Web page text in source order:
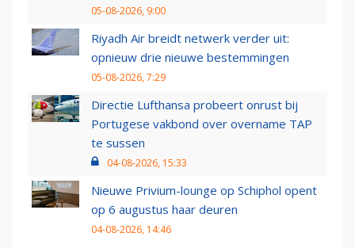
05-08-2026, 9:00
Riyadh Air breidt netwerk verder uit:
opnieuw drie nieuwe bestemmingen
05-08-2026, 7:29
Directie Lufthansa probeert onrust bij
Portugese vakbond over overname TAP
te sussen
04-08-2026, 15:33
Nieuwe Privium-lounge op Schiphol opent
op 6 augustus haar deuren
04-08-2026, 14:46